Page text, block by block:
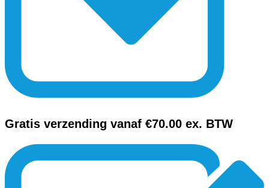
Gratis verzending vanaf €70.00 ex. BTW